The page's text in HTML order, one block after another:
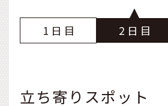
1 2
立ち寄りスポット